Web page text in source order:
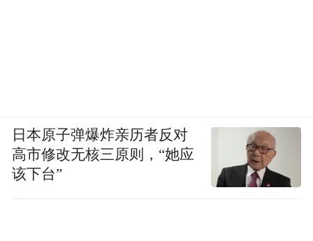
日本原子弹爆炸亲历者反对
高市修改无核三原则，“她应
该下台”